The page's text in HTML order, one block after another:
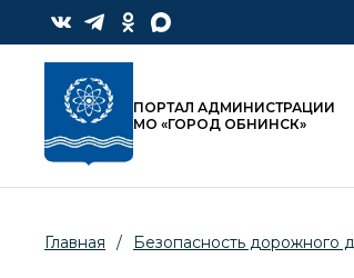
ПОРТАЛ АДМИНИСТРАЦИИ
МО «ГОРОД ОБНИНСК»
Главная / Безопасность дорожного